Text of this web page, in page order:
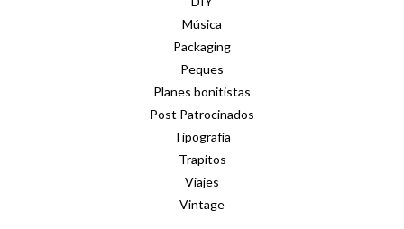
Música
Packaging
Peques
Planes bonitistas
Post Patrocinados
Tipografía
Trapitos
Viajes
Vintage